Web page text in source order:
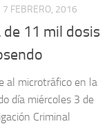
7 FEBRERO, 2016
de 11 mil dosis
al microtráfico en la
día miércoles 3 de
Criminal